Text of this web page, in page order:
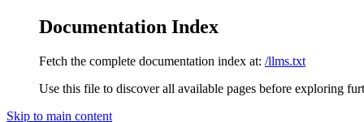
Documentation Index
Fetch the complete documentation index at: /llms.txt
Use this file to discover all available pages before exploring
Skip to main content